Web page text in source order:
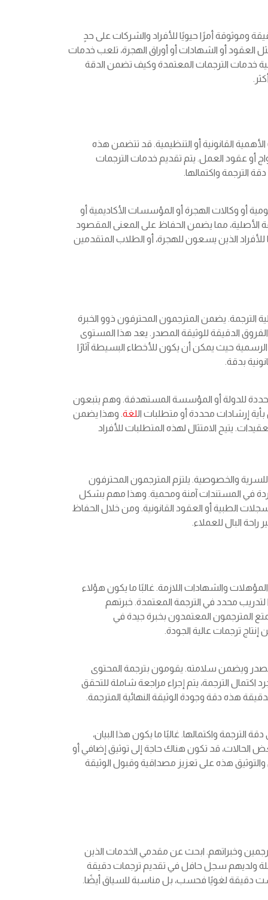
وموثوقة أمرًا حيويًا للأفراد والشركات على حدٍ
العقود أو الشهادات أو أوراق الهجرة، تلعب خدمات
خدمات الترجمات المعتمدة وكيف تضمن الدقة
القانونية أو التنظيمية. قد تتضمن هذه
أو عقود العمل. يتم تقديم خدمات الترجمات
الترجمة واكتمالها.
أو وكالات الهجرة أو المؤسسات الأكاديمية أو
الأصلية، مما يضمن الحفاظ على المعنى المقصود
للأفراد الذين يسعون للهجرة، أو الطلاب المتقدمين
الترجمة. يضمن المترجمون المحترفون ذوو الخبرة
الدقيقة للوثيقة المصدر. يعد هذا المستوى
الرسمية حيث يمكن أن يكون للأخطاء البسيطة آثارًا
بدقة.
للدولة أو المؤسسة المستهدفة. وهم يتبعون
بأية إرشادات محددة أو متطلبات اللغة. وهذا يضمن
يتيح الامتثال لهذه المتطلبات للأفراد
للسرية والخصوصية. يلتزم المترجمون المحترفون
في المستندات آمنة ومحمية. وهذا مهم بشكل
الطبية أو العقود القانونية. ومن خلال الحفاظ
البال للعملاء.
والشهادات اللازمة. غالبًا ما يكون هؤلاء
محدد في الترجمة المعتمدة. خبرتهم
المترجمون المعتمدون بخبرة جيدة في
ترجمات عالية الجودة.
ويضمن سلامته. يقومون بترجمة المحتوى
الترجمة، يتم إجراء مراجعة شاملة للتحقق
هذه دقة وجودة الوثيقة النهائية المترجمة.
الترجمة واكتمالها. غالبًا ما يكون هذا البيان،
الحالات، قد تكون هناك حاجة إلى توثيق إضافي أو
هذه على تعزيز مصداقية وقبول الوثيقة
وخبراتهم. ابحث عن مقدمي الخدمات الذين
ولديهم سجل حافل في تقديم ترجمات دقيقة
دقيقة لغويًا فحسب، بل مناسبة للسياق أيضًا.